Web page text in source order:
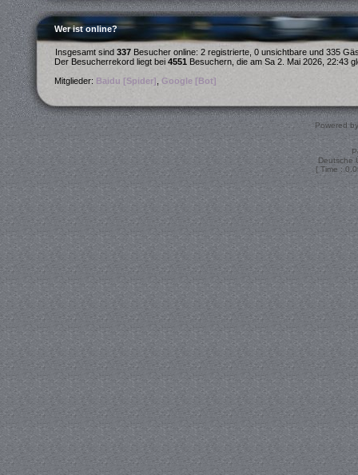
Wer ist online?
Insgesamt sind 337 Besucher online: 2 registrierte, 0 unsichtbare und 335
Der Besucherrekord liegt bei 4551 Besuchern, die am Sa 2. Mai 2026, 22:43
Mitglieder: Baidu [Spider] Google [Bot]
Powered
Deutsche
[ Time :